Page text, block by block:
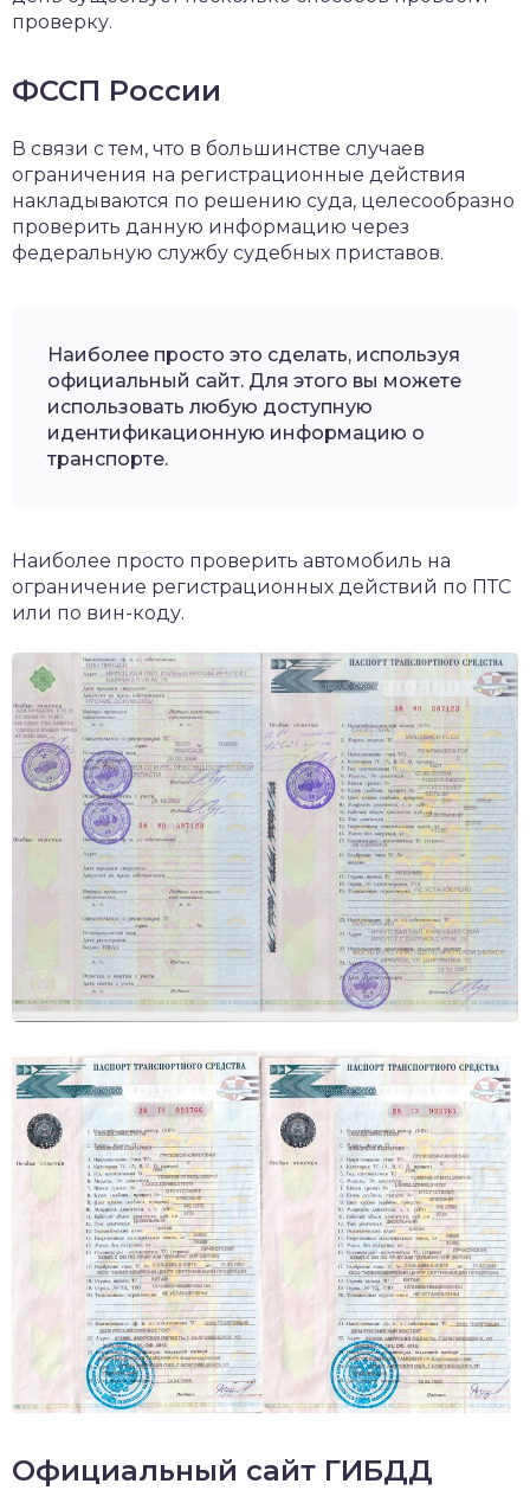
проверку.
ФССП России
В связи с тем, что в большинстве случаев
ограничения на регистрационные действия
накладываются по решению суда, целесообразно
проверить данную информацию через
федеральную службу судебных приставов.
Наиболее просто это сделать, используя
официальный сайт. Для этого вы можете
использовать любую доступную
идентификационную информацию о
транспорте.
Наиболее просто проверить автомобиль на
ограничение регистрационных действий по ПТС
или по вин-коду.
Официальный сайт ГИБДД